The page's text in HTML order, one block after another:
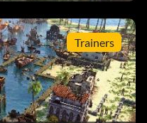
Trainers